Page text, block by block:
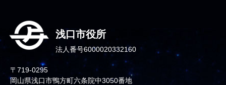
浅口市役所
法人番号6000020332160
〒719-0295
岡山県浅口市鴨方町六条院中3050番地